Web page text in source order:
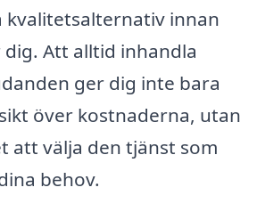
kvalitetsalternativ innan
Att alltid inhandla
ger dig inte bara
över kostnaderna, utan
att välja den tjänst som
behov.